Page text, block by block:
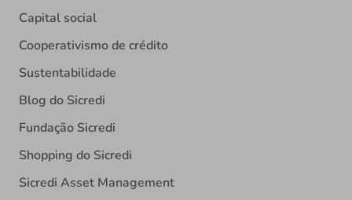
Capital social
Cooperativismo de crédito
Sustentabilidade
Blog do Sicredi
Fundação Sicredi
Shopping do Sicredi
Sicredi Asset Management